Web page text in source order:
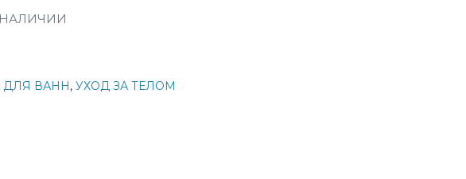
НАЛИЧИИ
ВАНН, УХОД ЗА ТЕЛОМ